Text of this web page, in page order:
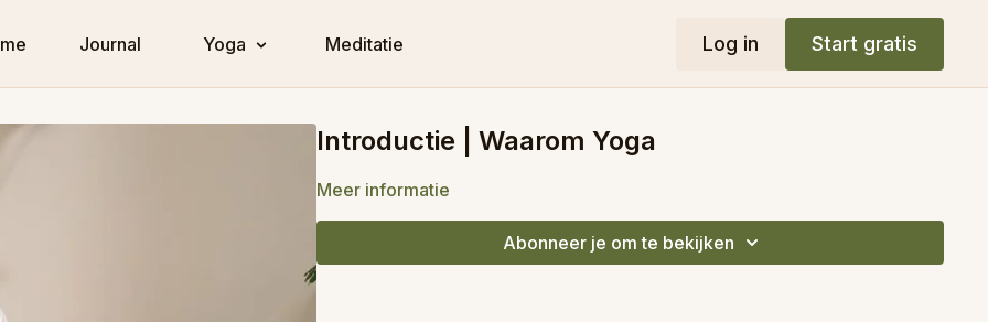
Journal Yoga Meditatie Log in Start gratis
Introductie | Waarom Yoga
Meer informatie
Abonneer je om te bekijken